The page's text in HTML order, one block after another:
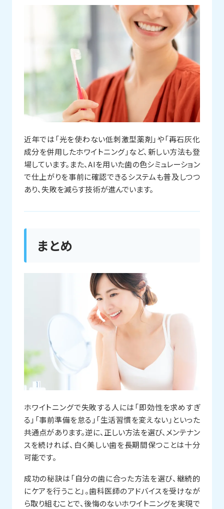
近年では「光を使わない低刺激型薬剤」や「再石灰化
成分を併用したホワイトニング」など、新しい方法も登
場しています。また、AIを用いた歯の色シミュレーション
で仕上がりを事前に確認できるシステムも普及しつつ
あり、失敗を減らす技術が進んでいます。
まとめ
ホワイトニングで失敗する人には「即効性を求めすぎ
る」「事前準備を怠る」「生活習慣を変えない」といった
共通点があります。逆に、正しい方法を選び、メンテナン
スを続ければ、白く美しい歯を長期間保つことは十分
可能です。
成功の秘訣は「自分の歯に合った方法を選び、継続的
にケアを行うこと」。歯科医師のアドバイスを受けなが
ら取り組むことで、後悔のないホワイトニングを実現で